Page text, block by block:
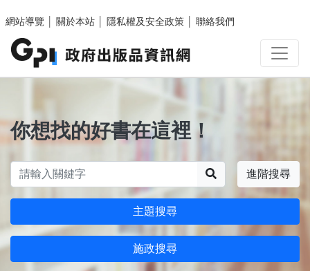
網站導覽
關於本站 隱私權及安全政策 聯絡我們
你想找的好書在這裡！
進階搜尋
主題搜尋
施政搜尋